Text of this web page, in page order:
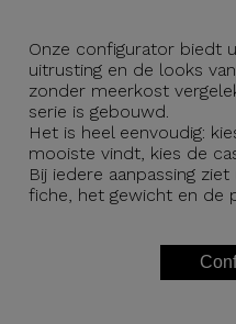
Onze configurator biedt
uitrusting en de looks
zonder meerkost
serie is gebouwd.
Het is heel eenvoudig:
mooiste vindt, kies de
Bij iedere aanpassing
fiche, het gewicht en de